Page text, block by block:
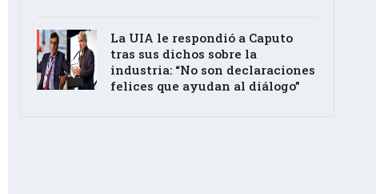
La UIA le respondió a Caputo
tras sus dichos sobre la
industria: “No son declaraciones
felices que ayudan al diálogo”